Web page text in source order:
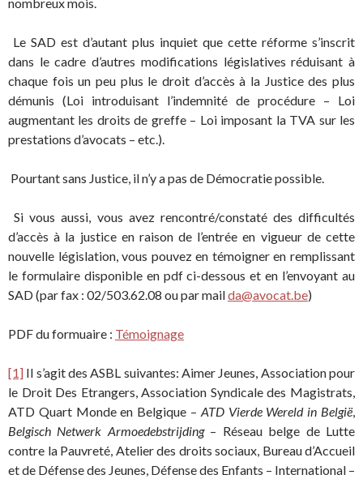
nombreux mois.
Le SAD est d’autant plus inquiet que cette réforme s’inscrit
dans le cadre d’autres modifications législatives réduisant à
chaque fois un peu plus le droit d’accès à la Justice des plus
démunis (Loi introduisant l’indemnité de procédure – Loi
augmentant les droits de greffe – Loi imposant la TVA sur les
prestations d’avocats – etc.).
Pourtant sans Justice, il n’y a pas de Démocratie possible.
Si vous aussi, vous avez rencontré/constaté des difficultés
d’accès à la justice en raison de l’entrée en vigueur de cette
nouvelle législation, vous pouvez en témoigner en remplissant
le formulaire disponible en pdf ci-dessous et en l’envoyant au
SAD (par fax : 02/503.62.08 ou par mailda@avocat.be)
PDF du formuaire : Témoignage
[1] Il s’agit des ASBL suivantes: Aimer Jeunes, Association pour
le Droit Des Etrangers, Association Syndicale des Magistrats,
ATD Quart Monde en Belgique – ATD Vierde Wereld in België,
Belgisch Netwerk Armoedebstrijding– Réseau belge de Lutte
contre la Pauvreté, Atelier des droits sociaux, Bureau d’Accueil
et de Défense des Jeunes, Défense des Enfants – International –